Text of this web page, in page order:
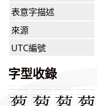
表意字描述
來源
UTC編號
字型收錄